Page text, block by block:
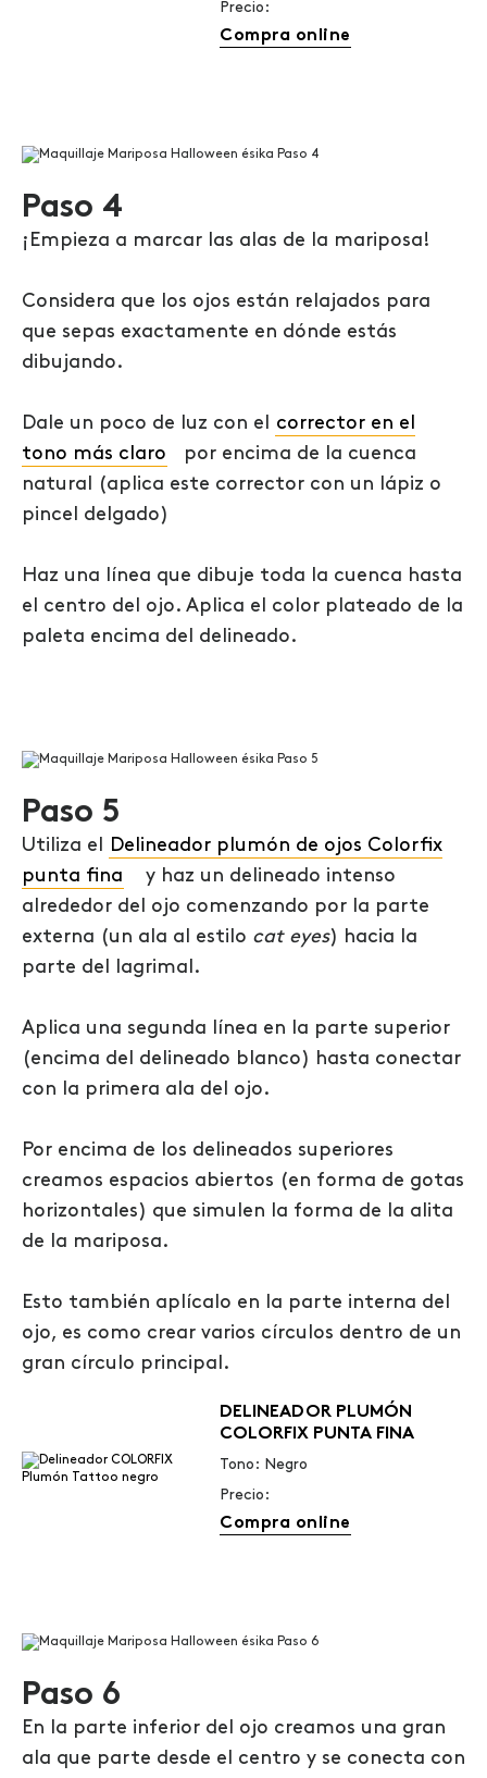
Precio:
Compra online
Paso 4
¡Empieza a marcar las alas de la mariposa!
Considera que los ojos están relajados para
que sepas exactamente en dónde estás
dibujando.
Dale un poco de luz con el corrector en el
tono más claro
por encima de la cuenca
natural (aplica este corrector con un lápiz o
pincel delgado)
Haz una línea que dibuje toda la cuenca hasta
el centro del ojo. Aplica el color plateado de la
paleta encima del delineado.
Paso 5
Utiliza el Delineador plumón de ojos Colorfix
punta fina
y haz un delineado intenso
alrededor del ojo comenzando por la parte
externa (un ala al estilo cat eyes) hacia la
parte del lagrimal.
Aplica una segunda línea en la parte superior
(encima del delineado blanco) hasta conectar
con la primera ala del ojo.
Por encima de los delineados superiores
creamos espacios abiertos (en forma de gotas
horizontales) que simulen la forma de la alita
de la mariposa.
Esto también aplícalo en la parte interna del
ojo, es como crear varios círculos dentro de un
gran círculo principal.
DELINEADOR PLUMÓN
COLORFIX PUNTA FINA
Tono: Negro
Precio:
Compra online
Paso 6
En la parte inferior del ojo creamos una gran
ala que parte desde el centro y se conecta con